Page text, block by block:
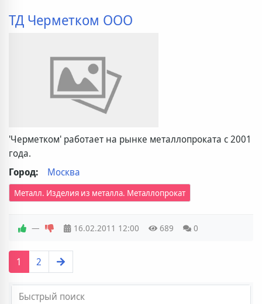
ТД Черметком ООО
'Черметком' работает на рынке металлопроката с 2001
года.
Город:
Москва
Металл. Изделия из металла. Металлопрокат
— 16.02.2011 12:00 689 0
1 2